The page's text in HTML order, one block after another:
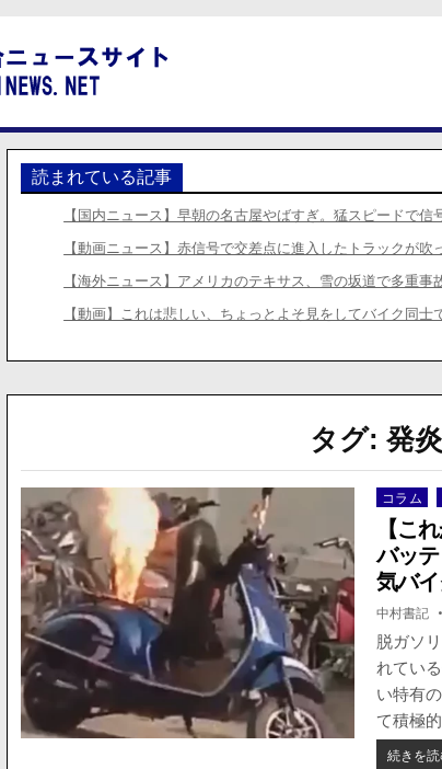
読まれている記事
【国内ニュース】早朝の名古屋やばすぎ。猛スピードで信
【動画ニュース】赤信号で交差点に進入したトラックが吹
【海外ニュース】アメリカのテキサス、雪の坂道で多重事
【動画】これは悲しい、ちょっとよそ見をしてバイク同
タグ: 発炎
Posted
コラム
【こ
バッ
気バイ
著
者:
中村書記
脱ガソ
れてい
い特有
て積極
続きを